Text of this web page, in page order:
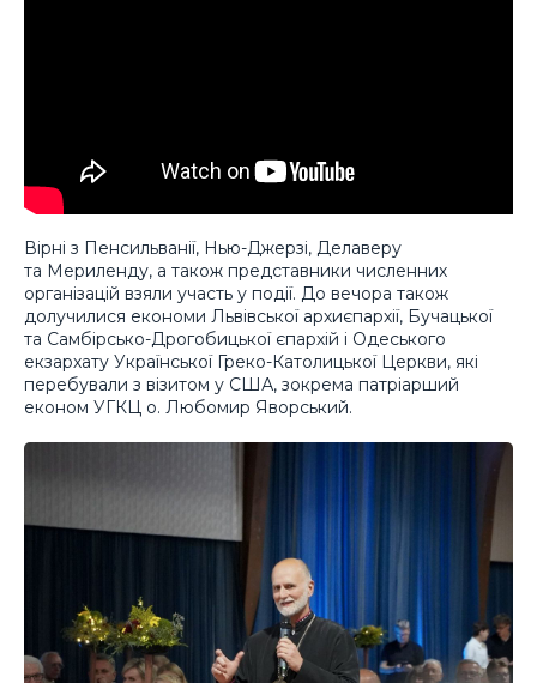
Вірні з Пенсильванії, Нью-Джерзі, Делаверу
та Мериленду, а також представники численних
організацій взяли участь у події. До вечора також
долучилися економи Львівської архиєпархії, Бучацької
та Самбірсько-Дрогобицької єпархій і Одеського
екзархату Української Греко-Католицької Церкви, які
перебували з візитом у США, зокрема патріарший
економ УГКЦ о. Любомир Яворський.